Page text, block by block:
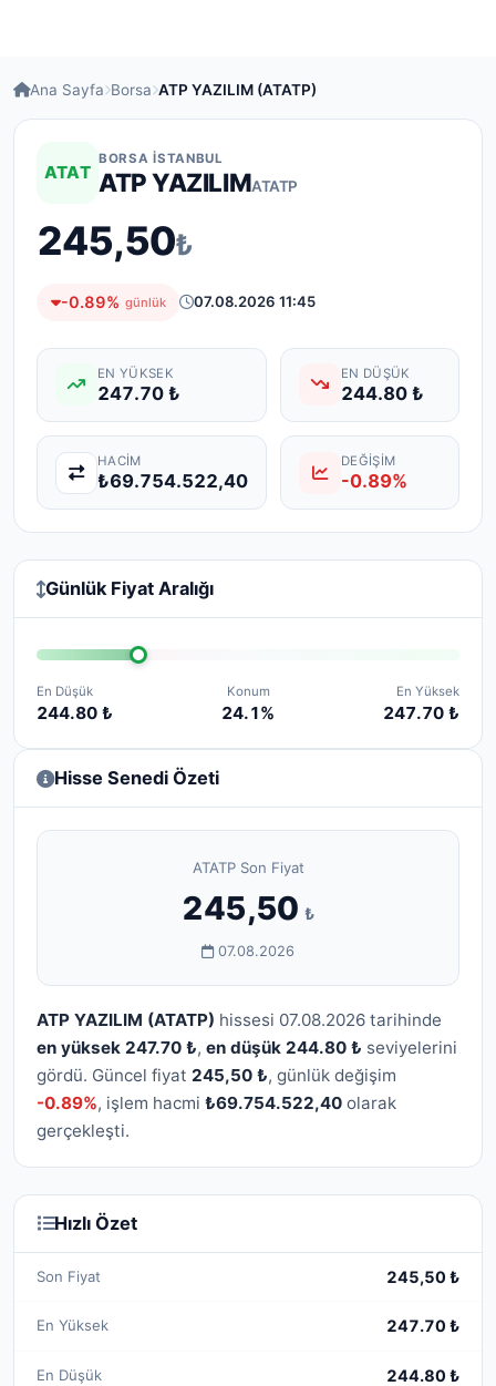
Ana Sayfa Borsa ATP YAZILIM (ATATP)
ATAT
BORSA İSTANBUL
ATP YAZILIMATATP
245,50₺
-0.89% günlük 07.08.2026 11:45
EN YÜKSEK
247.70 ₺
EN DÜŞÜK
244.80 ₺
HACIM
₺69.754.522,40
DEĞIŞIM
-0.89%
Günlük Fiyat Aralığı
En Düşük
244.80 ₺
Konum
24.1%
En Yüksek
247.70 ₺
Hisse Senedi Özeti
ATATP Son Fiyat
245,50₺
07.08.2026
ATP YAZILIM (ATATP) hissesi 07.08.2026 tarihinde
en yüksek 247.70 ₺, en düşük 244.80 ₺ seviyelerini
gördü. Güncel fiyat 245,50 ₺, günlük değişim
-0.89%, işlem hacmi ₺69.754.522,40 olarak
gerçekleşti.
Hızlı Özet
Son Fiyat 245,50 ₺
En Yüksek 247.70 ₺
En Düşük 244.80 ₺